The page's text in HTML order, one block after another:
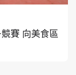
賽 向美食區